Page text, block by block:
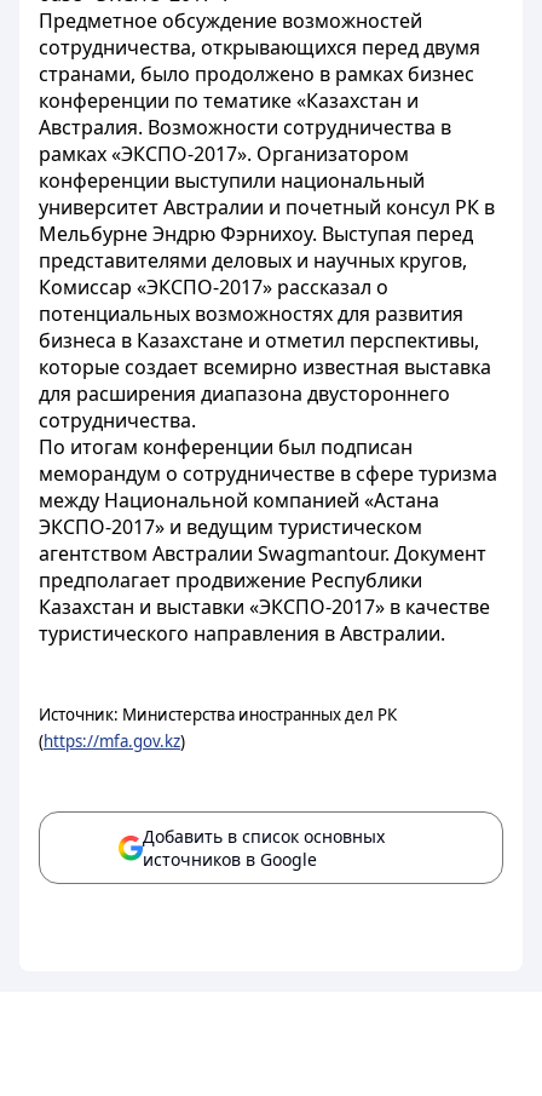
Предметное обсуждение возможностей
сотрудничества, открывающихся перед двумя
странами, было продолжено в рамках бизнес
конференции по тематике «Казахстан и
Австралия. Возможности сотрудничества в
рамках «ЭКСПО-2017». Организатором
конференции выступили национальный
университет Австралии и почетный консул РК в
Мельбурне Эндрю Фэрнихоу. Выступая перед
представителями деловых и научных кругов,
Комиссар «ЭКСПО-2017» рассказал о
потенциальных возможностях для развития
бизнеса в Казахстане и отметил перспективы,
которые создает всемирно известная выставка
для расширения диапазона двустороннего
сотрудничества.
По итогам конференции был подписан
меморандум о сотрудничестве в сфере туризма
между Национальной компанией «Астана
ЭКСПО-2017» и ведущим туристическом
агентством Австралии Swagmantour. Документ
предполагает продвижение Республики
Казахстан и выставки «ЭКСПО-2017» в качестве
туристического направления в Австралии.
Источник: Министерства иностранных дел РК
(https://mfa.gov.kz)
Добавить в список основных
источников в Google